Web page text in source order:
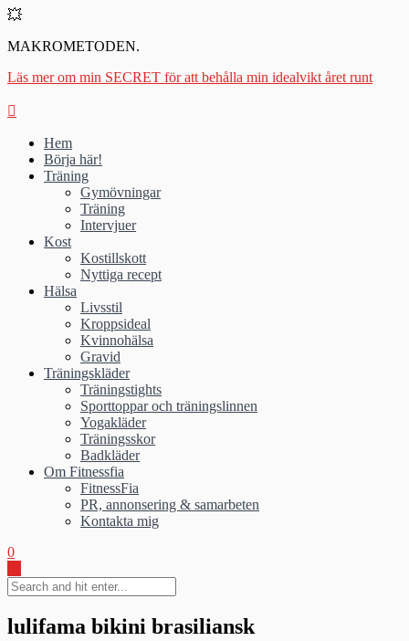
💥
MAKROMETODEN.
Läs mer om min SECRET för att behålla min idealvikt året runt
Hem
Börja här!
Träning
Gymövningar
Träning
Intervjuer
Kost
Kostillskott
Nyttiga recept
Hälsa
Livsstil
Kroppsideal
Kvinnohälsa
Gravid
Träningskläder
Träningstights
Sporttoppar och träningslinnen
Yogakläder
Träningsskor
Badkläder
Om Fitnessfia
FitnessFia
PR, annonsering & samarbeten
Kontakta mig
0
lulifama bikini brasiliansk